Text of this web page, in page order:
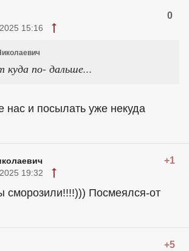
0
15:16
по- дальше...
и посылать уже некуда
+1
19:32
сморозили!!!!))) Посмеялся-от
+5